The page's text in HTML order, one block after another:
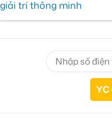
giải trí thông minh